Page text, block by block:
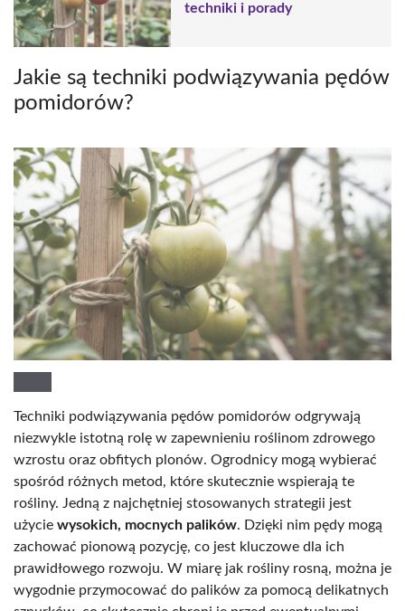
techniki i porady
Jakie są techniki podwiązywania pędów
pomidorów?
Techniki podwiązywania pędów pomidorów odgrywają
niezwykle istotną rolę w zapewnieniu roślinom zdrowego
wzrostu oraz obfitych plonów. Ogrodnicy mogą wybierać
spośród różnych metod, które skutecznie wspierają te
rośliny. Jedną z najchętniej stosowanych strategii jest
użycie wysokich, mocnych palików. Dzięki nim pędy mogą
zachować pionową pozycję, co jest kluczowe dla ich
prawidłowego rozwoju. W miarę jak rośliny rosną, można je
wygodnie przymocować do palików za pomocą delikatnych